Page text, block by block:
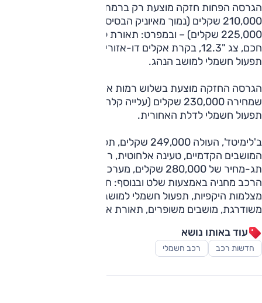
הגרסה הפחות חזקה מוצעת רק ברמת האבזור 'פרמיום', מחירה
210,000 שקלים (נמוך מאיוניק הבסיסית היוצאת ב'פרסטיג'',
חכם, צג "12.3, בקרת אקלים דו-אזורית עם פתחי מיזוג מאחור,
תפעול חשמלי למושב הנהג.
הגרסה החזקה מוצעת בשלוש רמות אבזור. ב'אולטימייט',
שמחירה 230,000 שקלים (עלייה קלה ביחס לפרסטיג'), גם
תפעול חשמלי לדלת האחורית.
ב'לימיטד', העולה 249,000 שקלים, תפעול חשמלי ואוורור לשני
המושבים הקדמיים, טעינה אלחוטית, ריפוד עור. ב'עלית', עם
תג-מחיר של 280,000 שקלים, מערכת המסוגלת להוציא את
מצלמות היקפיות, תפעול חשמלי למושבים מאחור, מערכת שמע
משודרגת, מושבים משופרים, תאורת אווירה משתנה.
עוד באותו נושא
חדשות רכב רכב חשמלי